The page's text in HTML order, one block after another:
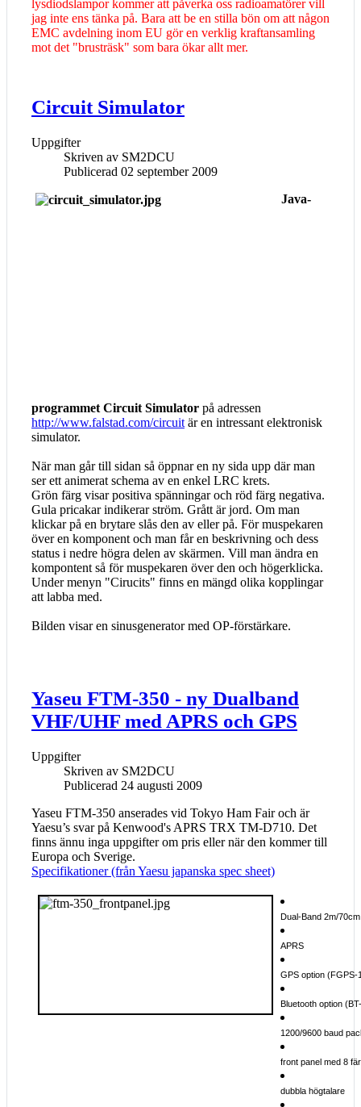
lysdiodslampor kommer att påverka oss radioamatörer vill
jag inte ens tänka på. Bara att be en stilla bön om att någon
EMC avdelning inom EU gör en verklig kraftansamling
mot det "brusträsk" som bara ökar allt mer.
Circuit Simulator
Uppgifter
Skriven av SM2DCU
Publicerad 02 september 2009
Java-
programmet Circuit Simulator på adressen
http://www.falstad.com/circuit är en intressant elektronisk
simulator.
När man går till sidan så öppnar en ny sida upp där man
ser ett animerat schema av en enkel LRC krets.
Grön färg visar positiva spänningar och röd färg negativa.
Gula pricakar indikerar ström. Grått är jord. Om man
klickar på en brytare slås den av eller på. För muspekaren
över en komponent och man får en beskrivning och dess
status i nedre högra delen av skärmen. Vill man ändra en
kompontent så för muspekaren över den och högerklicka.
Under menyn "Cirucits" finns en mängd olika kopplingar
att labba med.
Bilden visar en sinusgenerator med OP-förstärkare.
Yaseu FTM-350 - ny Dualband
VHF/UHF med APRS och GPS
Uppgifter
Skriven av SM2DCU
Publicerad 24 augusti 2009
Yaseu FTM-350 anserades vid Tokyo Ham Fair och är
Yaesu’s svar på Kenwood's APRS TRX TM-D710. Det
finns ännu inga uppgifter om pris eller när den kommer till
Europa och Sverige.
Specifikationer (från Yaesu japanska spec sheet)
Dual-Band 2m/70cm
APRS
GPS option (FGPS-
Bluetooth option
1200/9600 baud
front panel med 8
dubbla högtalare